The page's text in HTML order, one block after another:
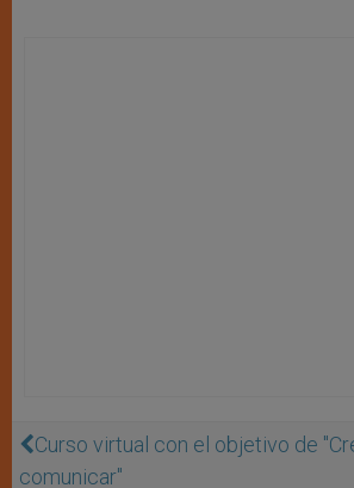
Curso virtual con el objetivo de
comunicar"